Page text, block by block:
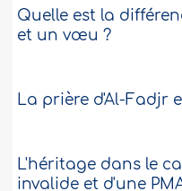
Quelle est la
et un vœu ?
La prière d'Al-Fadjr
L'héritage dans le
invalide et d'une